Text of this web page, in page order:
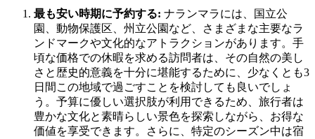
最も安い時期に予約する: ナランマラには、国立公
園、動物保護区、州立公園など、さまざまな主要なラ
ンドマークや文化的なアトラクションがあります。手
頃な価格での休暇を求める訪問者は、その自然の美し
さと歴史的意義を十分に堪能するために、少なくとも3
日間この地域で過ごすことを検討しても良いでしょ
う。予算に優しい選択肢が利用できるため、旅行者は
豊かな文化と素晴らしい景色を探索しながら、お得な
価値を享受できます。さらに、特定のシーズン中は宿